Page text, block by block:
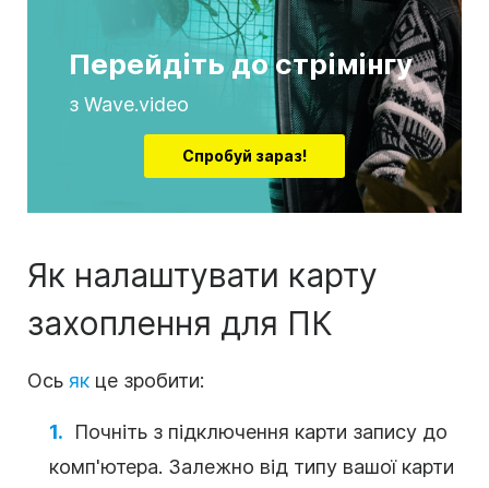
Перейдіть до стрімінгу
з Wave.video
Спробуй зараз!
Як налаштувати карту
захоплення для ПК
Ось як це зробити:
Почніть з підключення карти запису до
комп'ютера. Залежно від типу вашої карти